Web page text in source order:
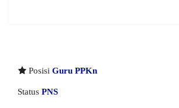
Posisi Guru PPKn
Status PNS